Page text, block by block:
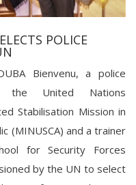
POLICE
Bienvenu, a police
United Nations
Stabilisation Mission in
(MINUSCA) and a trainer
for Security Forces
by the UN to select